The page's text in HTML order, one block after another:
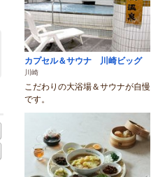
カプセル＆サウナ 川崎ビッグ
川崎
こだわりの大浴場＆サウナが自慢
です。